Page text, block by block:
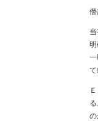
僭
て
の